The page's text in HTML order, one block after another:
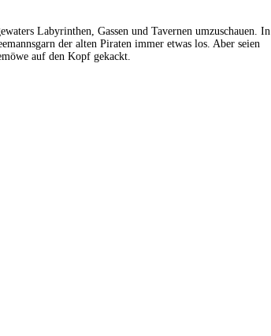
Labyrinthen, Gassen und Tavernen umzuschauen. In
der alten Piraten immer etwas los. Aber seien
auf den Kopf gekackt.